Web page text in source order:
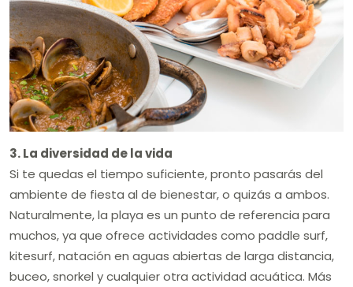
3. La diversidad de la vida
Si te quedas el tiempo suficiente, pronto pasarás del
ambiente de fiesta al de bienestar, o quizás a ambos.
Naturalmente, la playa es un punto de referencia para
muchos, ya que ofrece actividades como paddle surf,
kitesurf, natación en aguas abiertas de larga distancia,
buceo, snorkel y cualquier otra actividad acuática. Más